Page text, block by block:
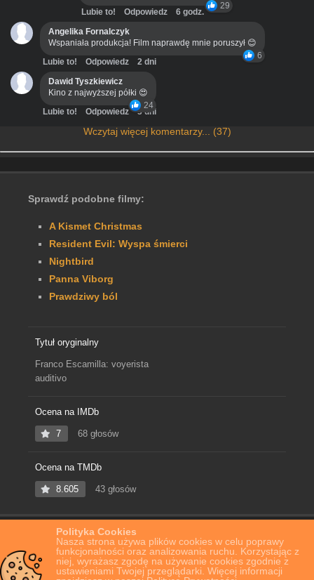
Polityka Cookies
Nasza strona używa plików cookies w celu poprawy
funkcjonalności oraz analizowania ruchu. Korzystając z
niej, wyrażasz zgodę na używanie cookies zgodnie z
ustawieniami Twojej przeglądarki. Więcej informacji
29
Lubie to! Odpowiedz
6 godz.
Angelika Fornalczyk
Wspaniała produkcja! Film naprawdę mnie poruszył 😊
6
Lubie to! Odpowiedz
2 dni
Dawid Tyszkiewicz
Kino z najwyższej półki 😍
24
Lubie to! Odpowiedz 3 dni
Wczytaj więcej komentarzy... (37)
Sprawdź podobne filmy:
A Kismet Christmas
Resident Evil: Wyspa śmierci
Nightbird
Panna Viborg
Prawdziwy ból
Tytuł oryginalny
Franco Escamilla: voyerista
auditivo
Ocena na IMDb
7 68 głosów
Ocena na TMDb
8.605 43 głosów
Film Online Franco Escamilla: voyerista auditivo